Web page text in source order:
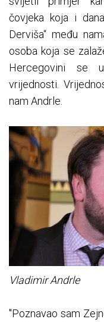
čovjeka koja i
Derviša“ među
osoba koja se
Hercegovini se
vrijednosti.
nam Andrle.
Vladimir Andrle
"Poznavao sam